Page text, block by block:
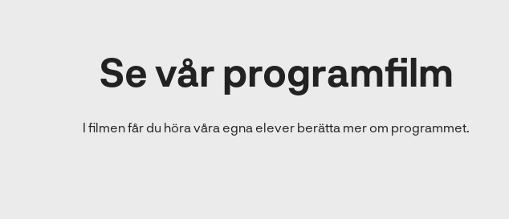
Se vår programfilm
I filmen får du höra våra egna elever berätta mer om programmet.